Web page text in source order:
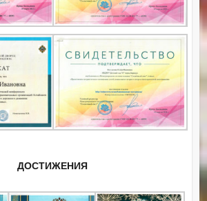
ДОСТИЖЕНИЯ